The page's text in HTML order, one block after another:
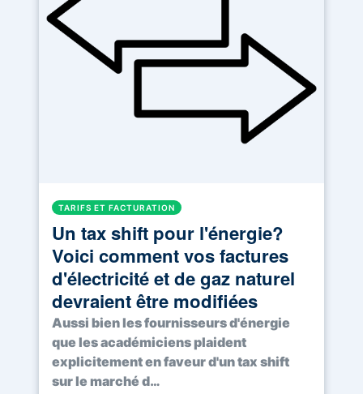
TARIFS ET FACTURATION
Un tax shift pour l'énergie?
Voici comment vos factures
d'électricité et de gaz naturel
devraient être modifiées
Aussi bien les fournisseurs d'énergie
que les académiciens plaident
explicitement en faveur d'un tax shift
sur le marché d…